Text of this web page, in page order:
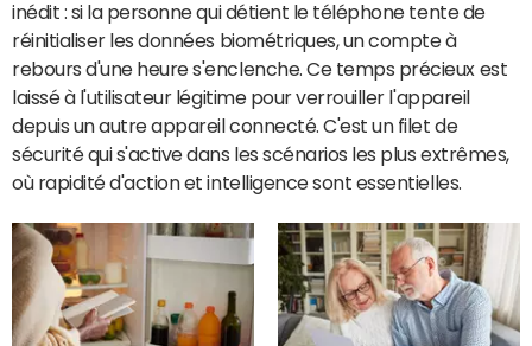
inédit : si la personne qui détient le téléphone tente de
réinitialiser les données biométriques, un compte à
rebours d'une heure s'enclenche. Ce temps précieux est
laissé à l'utilisateur légitime pour verrouiller l'appareil
depuis un autre appareil connecté. C'est un filet de
sécurité qui s'active dans les scénarios les plus extrêmes,
où rapidité d'action et intelligence sont essentielles.